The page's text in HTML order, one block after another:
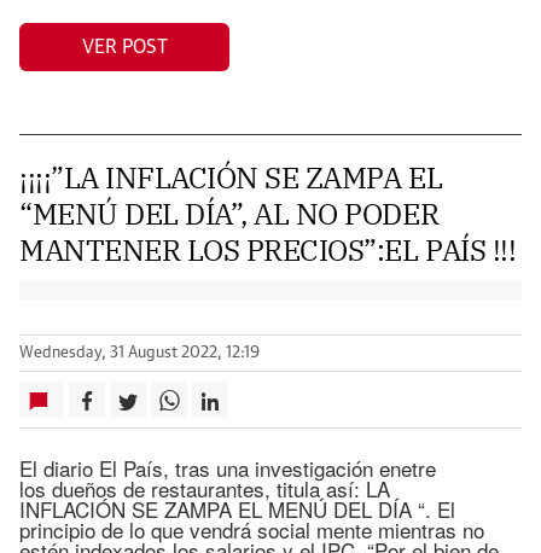
VER POST
¡¡¡¡”LA INFLACIÓN SE ZAMPA EL
“MENÚ DEL DÍA”, AL NO PODER
MANTENER LOS PRECIOS”:EL PAÍS !!!
Wednesday, 31 August 2022, 12:19
El diario El País, tras una investigación enetre
los dueños de restaurantes, titula así: LA
INFLACIÓN SE ZAMPA EL MENÚ DEL DÍA “. El
principio de lo que vendrá social mente mientras no